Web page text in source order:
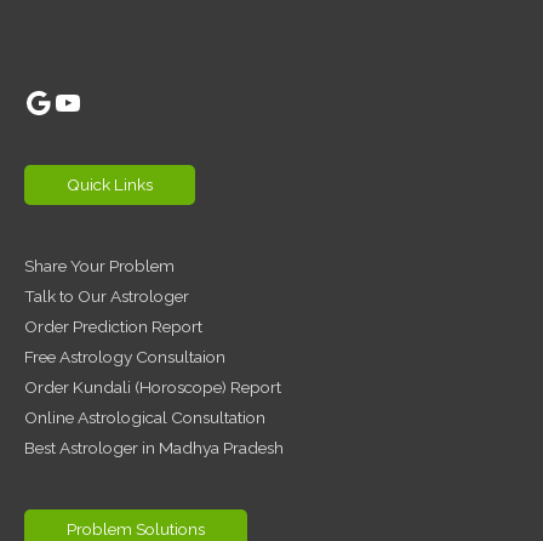
Google
YouTube
Quick Links
Share Your Problem
Talk to Our Astrologer
Order Prediction Report
Free Astrology Consultaion
Order Kundali (Horoscope) Report
Online Astrological Consultation
Best Astrologer in Madhya Pradesh
Problem Solutions